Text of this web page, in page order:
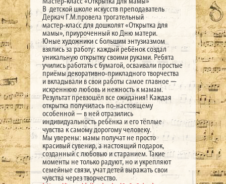
В детской школе искусств преподаватель
Деркач Г.М.провела трогательный
мастер‑класс для дошколят «Открытка для
мамы», приуроченный ко Дню матери.
Юные художники с большим энтузиазмом
взялись за работу: каждый ребёнок создал
уникальную открытку своими руками. Ребята
учились работать с бумагой, осваивали простые
приёмы декоративно‑прикладного творчества
и вкладывали в свои работы самое главное —
искреннюю любовь и нежность к мамам.
Результат превзошёл все ожидания! Каждая
открытка получилась по‑настоящему
особенной — в ней отразились
индивидуальность ребёнка и его тёплые
чувства к самому дорогому человеку.
Мы уверены: мамы получат не просто
красивый сувенир, а настоящий подарок,
созданный с любовью и старанием. Такие
моменты не только радуют, но и укрепляют
семейные связи, учат детей выражать свои
чувства через творчество.